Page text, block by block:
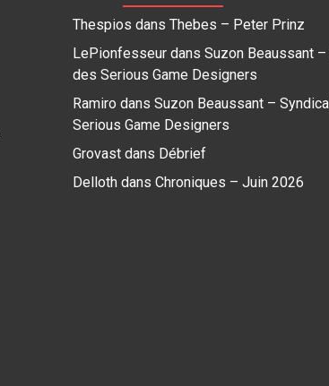
Thespios dans Thebes – Peter Prinz
LePionfesseur dans Suzon Beaussant
des Serious Game Designers
Ramiro dans Suzon Beaussant –
Serious Game Designers
Grovast dans Débrief
Delloth dans Chroniques – Juin 2026